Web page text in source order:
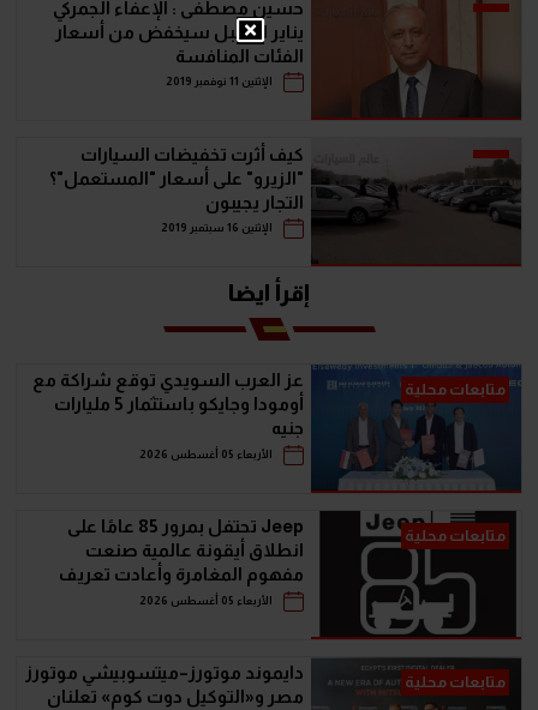
حسين مصطفى : الإعفاء الجمركي
يناير المقبل سيخفض من أسعار
الفئات المنافسة
الإثنين 11 نوفمبر 2019
كيف أثرت تخفيضات السيارات
"الزيرو" على أسعار "المستعمل"؟
التجار يجيبون
الإثنين 16 سبتمبر 2019
إقرأ ايضا
متابعات محلية
عز العرب السويدي توقع شراكة مع
أومودا وجايكو باستثمار 5 مليارات
جنيه
الأربعاء 05 أغسطس 2026
متابعات محلية
Jeep تحتفل بمرور 85 عامًا على
انطلاق أيقونة عالمية صنعت
مفهوم المغامرة وأعادت تعريف
سيارات الـ SUV
الأربعاء 05 أغسطس 2026
متابعات محلية
دايموند موتورز–ميتسوبيشي موتورز
مصر و«التوكيل دوت كوم» تعلنان